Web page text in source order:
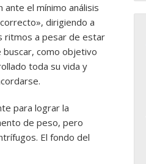
el mínimo análisis
dirigiendo a
ritmos a pesar de estar
buscar, como objetivo
toda su vida y
para lograr la
de peso, pero
El fondo del